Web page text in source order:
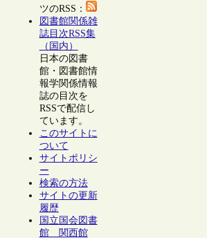
ツのRSS：
図書館関係雑
誌目次RSS集
（国内）
日本の図書
館・図書館情
報学関係情報
誌の目次を
RSSで配信し
ています。
このサイトに
ついて
サイトポリシ
ー
検索の方法
サイトの更新
履歴
国立国会図書
館 関西館